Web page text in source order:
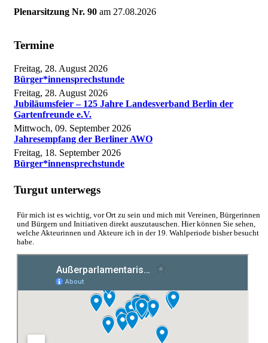
Plenarsitzung Nr. 90 am 27.08.2026
Termine
Freitag, 28. August 2026
Bürger*innensprechstunde
Freitag, 28. August 2026
Jubiläumsfeier – 125 Jahre Landesverband Berlin der
Gartenfreunde e.V.
Mittwoch, 09. September 2026
Jahresempfang der Berliner AWO
Freitag, 18. September 2026
Bürger*innensprechstunde
Turgut unterwegs
Für mich ist es wichtig, vor Ort zu sein und mich mit Vereinen, Bürgerinnen
und Bürgern und Initiativen direkt auszutauschen. Hier können Sie sehen,
welche Akteurinnen und Akteure ich in der 19. Wahlperiode bisher besucht
habe.